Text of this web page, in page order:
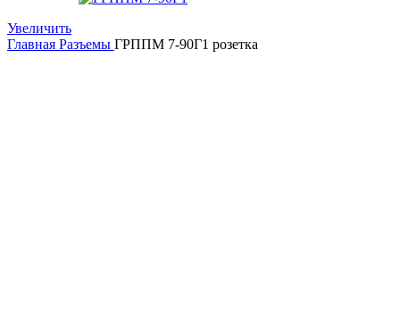
Увеличить
Главная Разъемы ГРППМ 7-90Г1 розетка